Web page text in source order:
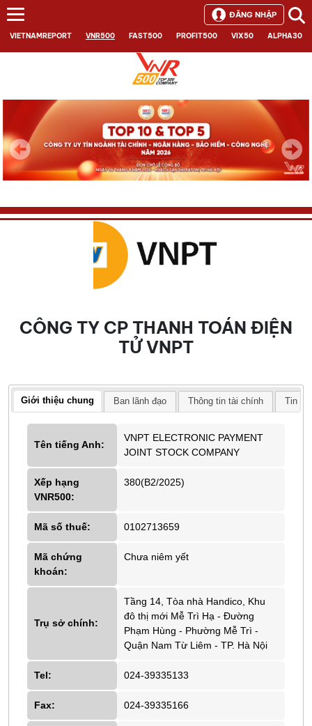
VIETNAMREPORT VNR500 FAST500 PROFIT500 VIX50 ALPHA30
ĐĂNG NHẬP
Next
CÔNG TY CP THANH TOÁN ĐIỆN
TỬ VNPT
Giới thiệu chung Ban lãnh đạo Thông tin tài chính Tin
Tên tiếng Anh:
VNPT ELECTRONIC PAYMENT
JOINT STOCK COMPANY
Xếp hạng
VNR500:
380(B2/2025)
Mã số thuế: 0102713659
Mã chứng
khoán:
Chưa niêm yết
Trụ sở chính:
Tầng 14, Tòa nhà Handico, Khu
đô thị mới Mễ Trì Hạ - Đường
Phạm Hùng - Phường Mễ Trì -
Quận Nam Từ Liêm - TP. Hà Nội
Tel: 024-39335133
Fax: 024-39335166